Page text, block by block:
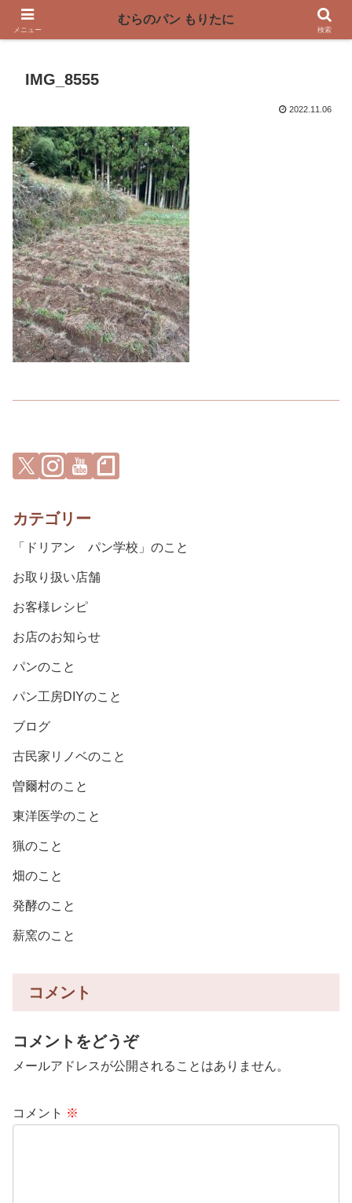
〜奈良県曽爾村の薪窯パン屋〜
IMG_8555
2022.11.06
カテゴリー
「ドリアン パン学校」のこと
お取り扱い店舗
お客様レシピ
お店のお知らせ
パンのこと
パン工房DIYのこと
ブログ
古民家リノベのこと
曽爾村のこと
東洋医学のこと
猟のこと
畑のこと
発酵のこと
薪窯のこと
コメント
コメントをどうぞ
メールアドレスが公開されることはありません。
コメント ※
メニュー
むらのパン もりたに
検索